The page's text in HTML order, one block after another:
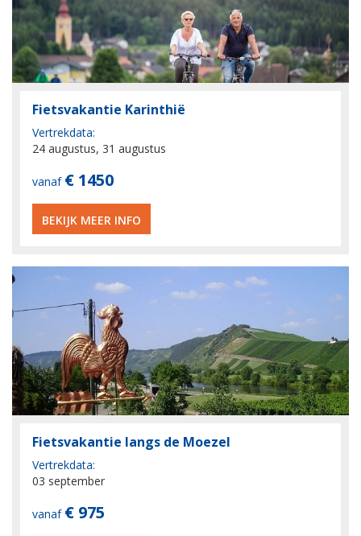
Fietsvakantie Karinthië
Vertrekdata:
24 augustus, 31 augustus
vanaf € 1450
BEKIJK MEER INFO
Fietsvakantie langs de Moezel
Vertrekdata:
03 september
vanaf € 975